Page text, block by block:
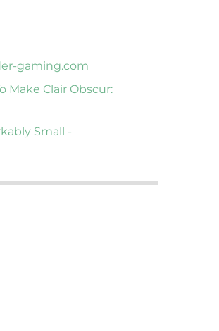
gaming.com
Make Clair Obscur:
Small -